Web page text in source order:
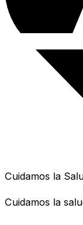
Cuidamos la
Cuidamos la